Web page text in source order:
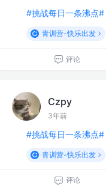
#挑战每日一条沸点#
青训营-快乐出发
评论
Czpy
3年前
#挑战每日一条沸点#
青训营-快乐出发
评论